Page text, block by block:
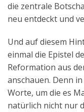
die zentrale
neu entdeckt und
Und auf diesem
einmal die Epistel
Reformation aus
anschauen. Denn
Worte, um die es
natürlich nicht nur